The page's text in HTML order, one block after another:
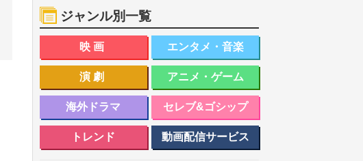
ジャンル別一覧
映画 エンタメ・音楽
演劇 アニメ・ゲーム
海外ドラマ セレブ&ゴシップ
トレンド 動画配信サービス